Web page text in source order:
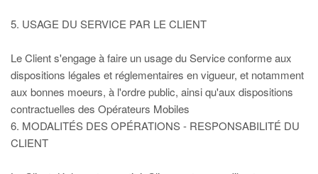
5. USAGE DU SERVICE PAR LE CLIENT
Le Client s'engage à faire un usage du Service conforme aux
dispositions légales et réglementaires en vigueur, et notamment
aux bonnes moeurs, à l'ordre public, ainsi qu'aux dispositions
contractuelles des Opérateurs Mobiles
6. MODALITÉS DES OPÉRATIONS - RESPONSABILITÉ DU
CLIENT